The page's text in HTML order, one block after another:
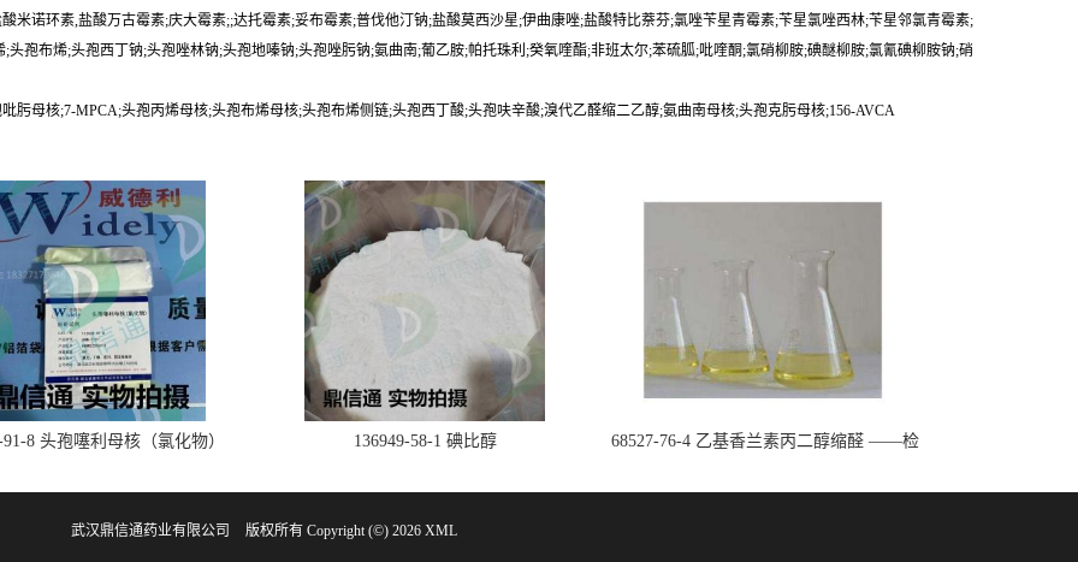
米诺环素,盐酸万古霉素;庆大霉素;;达托霉素;妥布霉素;普伐他汀钠;盐酸莫西沙星;伊曲康唑;盐酸特比萘芬;氯唑苄星青霉素;苄星氯唑西林;苄星邻氯青霉素;
孢布烯;头孢西丁钠;头孢唑林钠;头孢地嗪钠;头孢唑肟钠;氨曲南;葡乙胺;帕托珠利;癸氧喹酯;非班太尔;苯硫胍;吡喹酮;氯硝柳胺;碘醚柳胺;氯氰碘柳胺钠;硝
肟母核;7-MPCA;头孢丙烯母核;头孢布烯母核;头孢布烯侧链;头孢西丁酸;头孢呋辛酸;溴代乙醛缩二乙醇;氨曲南母核;头孢克肟母核;156-AVCA
91-8 头孢噻利母核（氯化物） 136949-58-1 碘比醇
68527-76-4 乙基香兰素丙二醇缩醛 ——检
武汉鼎信通药业有限公司 版权所有 Copyright (©) 2026 XML